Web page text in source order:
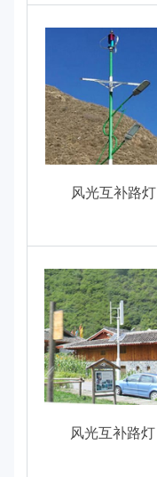
风光互补路灯
风光互补路灯